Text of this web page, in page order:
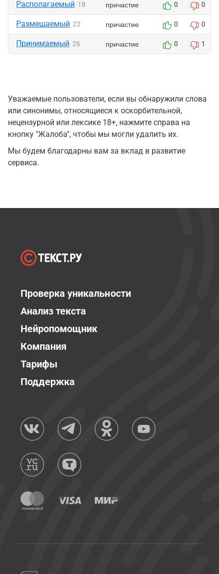
Располагаемый 18 причастие 0 0
Размещаемый 22 причастие 0 0
Принимаемый 26 причастие 0 1
Уважаемые пользователи, если вы обнаружили слова
или синонимы, относящиеся к оскорбительной,
нецензурной или лексике 18+, нажмите справа на
кнопку "Жалоба", чтобы мы могли удалить их.
Мы будем благодарны вам за вклад в развитие
сервиса.
Проверка уникальности
Анализ текста
Нейропомощник
Компания
Тарифы
Поддержка